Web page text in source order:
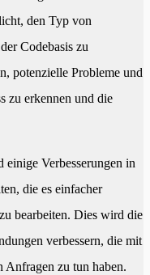
den Typ von
Codebasis zu
potenzielle Probleme und
zu erkennen und die
einige Verbesserungen in
die es einfacher
bearbeiten. Dies wird die
verbessern, die mit
Anfragen zu tun haben.